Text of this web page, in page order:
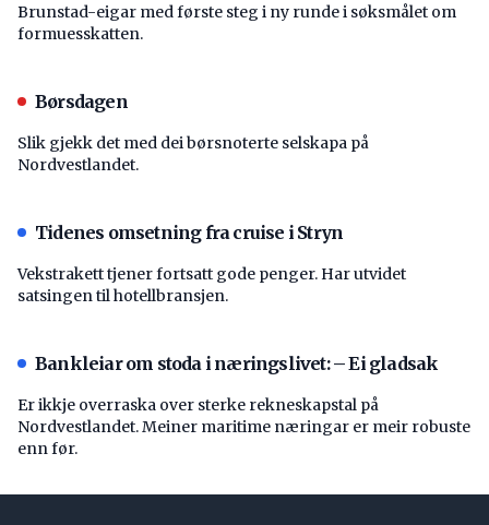
Brunstad-eigar med første steg i ny runde i søksmålet om
formuesskatten.
Børsdagen
Slik gjekk det med dei børsnoterte selskapa på
Nordvestlandet.
Tidenes omsetning fra cruise i Stryn
Vekstrakett tjener fortsatt gode penger. Har utvidet
satsingen til hotellbransjen.
Bankleiar om stoda i næringslivet: – Ei gladsak
Er ikkje overraska over sterke rekneskapstal på
Nordvestlandet. Meiner maritime næringar er meir robuste
enn før.